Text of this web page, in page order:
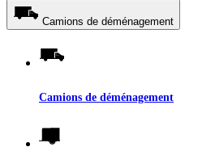
Camions de déménagement
Camions de déménagement